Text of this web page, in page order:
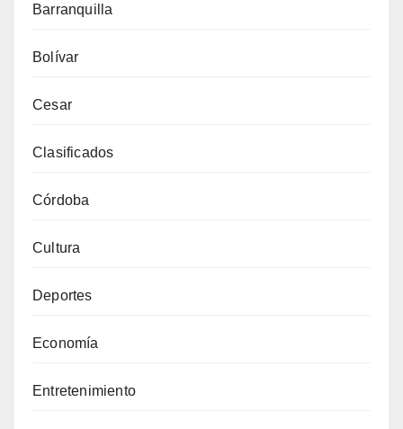
Barranquilla
Bolívar
Cesar
Clasificados
Córdoba
Cultura
Deportes
Economía
Entretenimiento